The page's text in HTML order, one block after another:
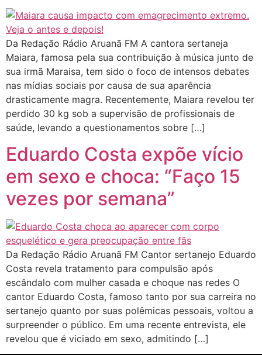
Da Redação Rádio Aruanã FM A cantora sertaneja
Maiara, famosa pela sua contribuição à música junto de
sua irmã Maraisa, tem sido o foco de intensos debates
nas mídias sociais por causa de sua aparência
drasticamente magra. Recentemente, Maiara revelou ter
perdido 30 kg sob a supervisão de profissionais de
saúde, levando a questionamentos sobre […]
Eduardo Costa expõe vício
em sexo e choca: “Faço 15
vezes por semana”
Da Redação Rádio Aruanã FM Cantor sertanejo Eduardo
Costa revela tratamento para compulsão após
escândalo com mulher casada e choque nas redes O
cantor Eduardo Costa, famoso tanto por sua carreira no
sertanejo quanto por suas polêmicas pessoais, voltou a
surpreender o público. Em uma recente entrevista, ele
revelou que é viciado em sexo, admitindo […]